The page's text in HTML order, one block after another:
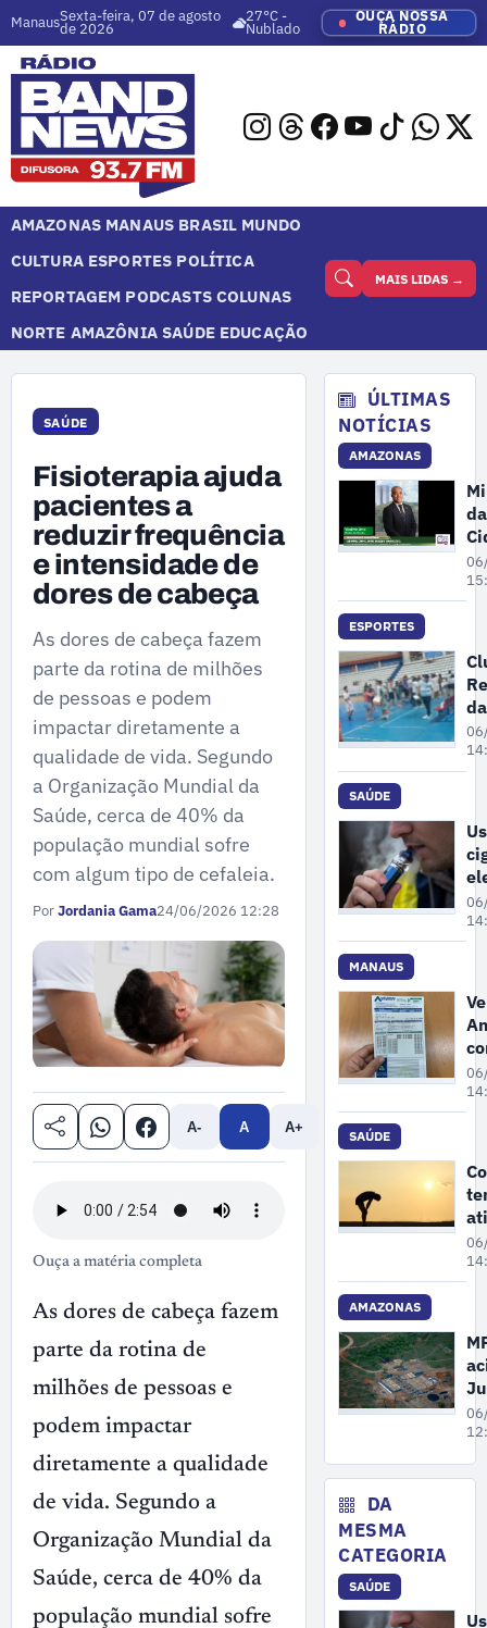
ManausSexta-feira, 07 de agosto
de 2026
27°C -
Nublado
OUÇA NOSSA
RÁDIO
AMAZONAS MANAUS BRASIL MUNDO
CULTURA ESPORTES POLÍTICA
REPORTAGEM PODCASTS COLUNAS
NORTE AMAZÔNIA SAÚDE EDUCAÇÃO
MAIS LIDAS →
SAÚDE
Fisioterapia ajuda
pacientes a
reduzir frequência
e intensidade de
dores de cabeça
As dores de cabeça fazem
parte da rotina de milhões
de pessoas e podem
impactar diretamente a
qualidade de vida. Segundo
a Organização Mundial da
Saúde, cerca de 40% da
população mundial sofre
com algum tipo de cefaleia.
PorJordania Gama24/06/2026 12:28
A- A A+
Ouça a matéria completa
As dores de cabeça fazem
parte da rotina de
milhões de pessoas e
podem impactar
diretamente a qualidade
de vida. Segundo a
Organização Mundial da
Saúde, cerca de 40% da
população mundial sofre
ÚLTIMAS
NOTÍCIAS
AMAZONAS
da
de
ESPORTES
da
de
SAÚDE
MANAUS
SAÚDE
AMAZONAS
ar
DA
MESMA
CATEGORIA
SAÚDE